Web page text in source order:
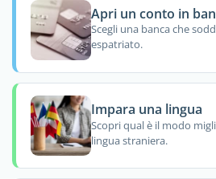
Apri un conto in
Scegli una banca che
espatriato.
Impara una lingua
Scopri qual è il modo
lingua straniera.